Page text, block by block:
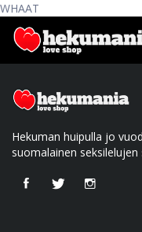
WHAAT
Hekuman huipulla jo
suomalainen